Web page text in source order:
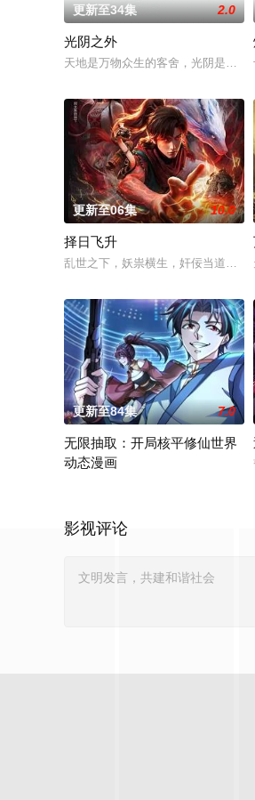
更新至34集 2.0
光阴之外
天地是万物众生的客舍，光阴是古
更新至06集 10.0
择日飞升
乱世之下，妖祟横生，奸佞当道。
更新至84集 7.0
无限抽取：开局核平修仙世界
动态漫画
影视评论